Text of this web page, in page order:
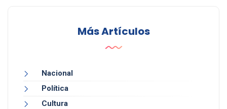
Más Artículos
Nacional
Política
Cultura